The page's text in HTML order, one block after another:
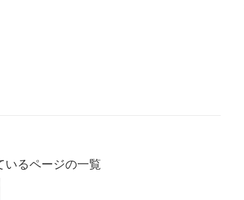
いるページの一覧